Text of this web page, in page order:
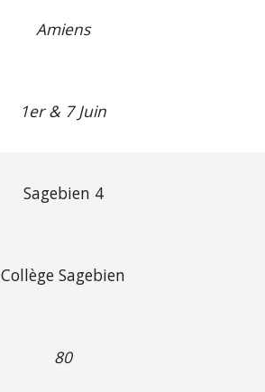
Amiens
1er & 7 Juin
Sagebien 4
Collège Sagebien
80